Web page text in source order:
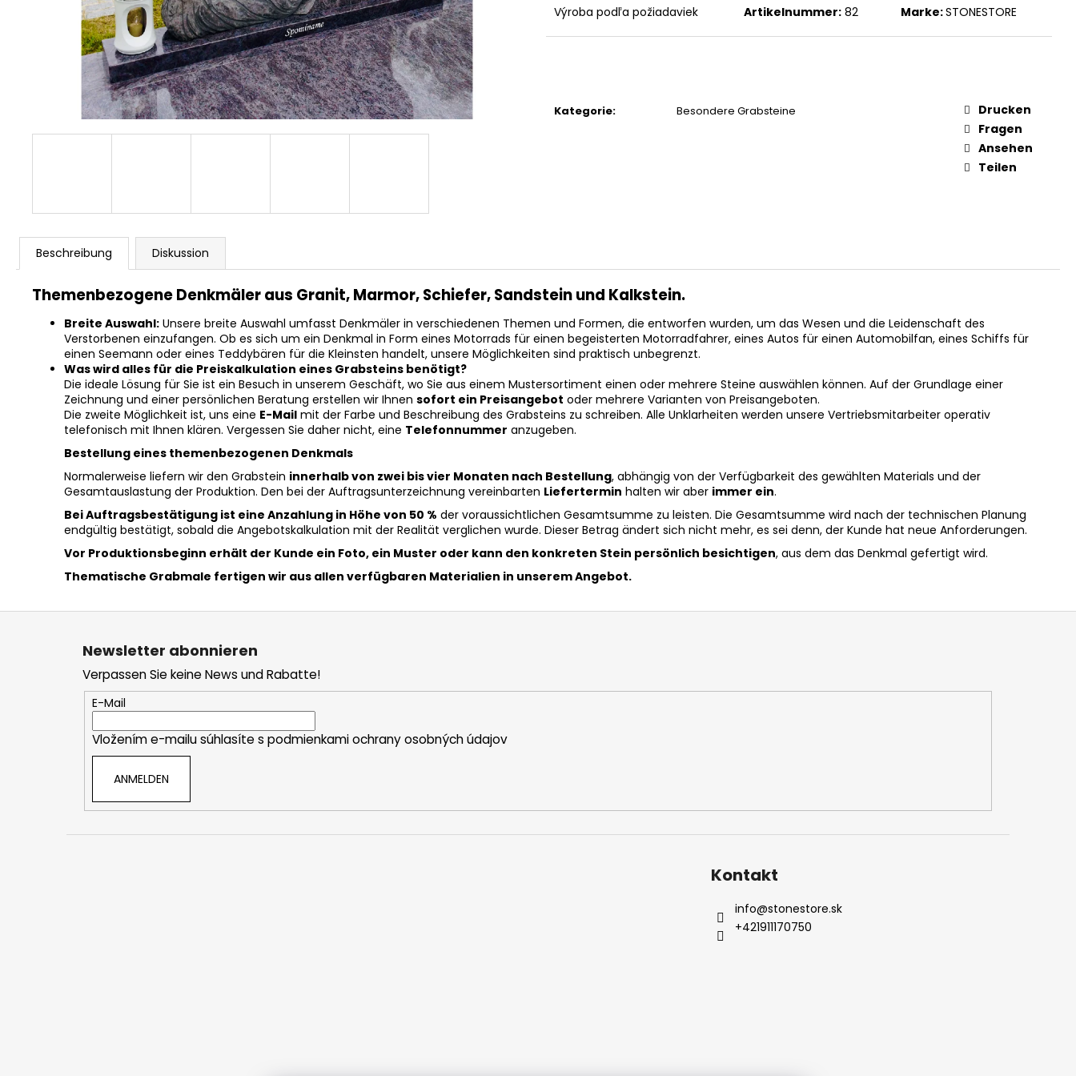
Výroba podľa požiadaviek Artikelnummer: 82 Marke:STONESTORE
Kategorie: Besondere Grabsteine
Drucken
Fragen
Ansehen
Teilen
Beschreibung Diskussion
Themenbezogene Denkmäler aus Granit, Marmor, Schiefer, Sandstein und Kalkstein.
Breite Auswahl: Unsere breite Auswahl umfasst Denkmäler in verschiedenen Themen und Formen, die entworfen wurden, um das Wesen und die Leidenschaft des
Verstorbenen einzufangen. Ob es sich um ein Denkmal in Form eines Motorrads für einen begeisterten Motorradfahrer, eines Autos für einen Automobilfan, eines Schiffs für
einen Seemann oder eines Teddybären für die Kleinsten handelt, unsere Möglichkeiten sind praktisch unbegrenzt.
Was wird alles für die Preiskalkulation eines Grabsteins benötigt?
Die ideale Lösung für Sie ist ein Besuch in unserem Geschäft, wo Sie aus einem Mustersortiment einen oder mehrere Steine auswählen können. Auf der Grundlage einer
Zeichnung und einer persönlichen Beratung erstellen wir Ihnen sofort ein Preisangebot oder mehrere Varianten von Preisangeboten.
Die zweite Möglichkeit ist, uns eine E-Mail mit der Farbe und Beschreibung des Grabsteins zu schreiben. Alle Unklarheiten werden unsere Vertriebsmitarbeiter operativ
telefonisch mit Ihnen klären. Vergessen Sie daher nicht, eine Telefonnummer anzugeben.
Bestellung eines themenbezogenen Denkmals
Normalerweise liefern wir den Grabstein innerhalb von zwei bis vier Monaten nach Bestellung, abhängig von der Verfügbarkeit des gewählten Materials und der
Gesamtauslastung der Produktion. Den bei der Auftragsunterzeichnung vereinbarten Liefertermin halten wir aber immer ein.
Bei Auftragsbestätigung ist eine Anzahlung in Höhe von 50 % der voraussichtlichen Gesamtsumme zu leisten. Die Gesamtsumme wird nach der technischen Planung
endgültig bestätigt, sobald die Angebotskalkulation mit der Realität verglichen wurde. Dieser Betrag ändert sich nicht mehr, es sei denn, der Kunde hat neue Anforderungen.
Vor Produktionsbeginn erhält der Kunde ein Foto, ein Muster oder kann den konkreten Stein persönlich besichtigen, aus dem das Denkmal gefertigt wird.
Thematische Grabmale fertigen wir aus allen verfügbaren Materialien in unserem Angebot.
F
Newsletter abonnieren
Verpassen Sie keine News und Rabatte!
E-Mail
Vložením e-mailu súhlasíte s podmienkami ochrany osobných údajov
ANMELDEN
Kontakt
info@stonestore.sk
+421911170750